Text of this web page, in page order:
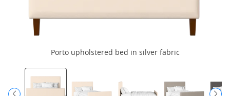
Porto upholstered bed in silver fabric